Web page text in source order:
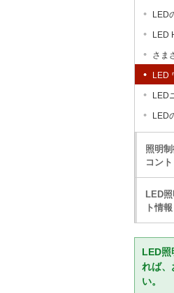
LED
LED
さま
LED
LED
LED
照明
コント
LED
ト情報
LED照
れば、
い。